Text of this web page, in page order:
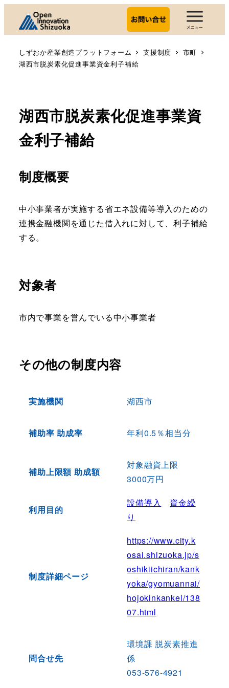
しずおか産業創造プラットフォーム 支援制度
市町
湖西市脱炭素化促進事業資金利子補給
湖西市脱炭素化促進事業資
金利子補給
制度概要
中小事業者が実施する省エネ設備等導入のための
連携金融機関を通じた借入れに対して、利子補給
する。
対象者
市内で事業を営んでいる中小事業者
その他の制度内容
実施機関 湖西市
補助率 助成率 年利0.5％相当分
補助上限額 助成額
対象融資上限
3000万円
利用目的
設備導入
資金繰
り
制度詳細ページ
https://www.city.k
osai.shizuoka.jp/s
oshikiichiran/kank
yoka/gyomuannai/
hojokinkankei/138
07.html
問合せ先
環境課 脱炭素推進
係
053-576-4921